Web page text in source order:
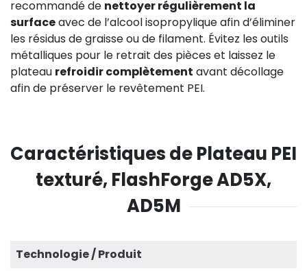
recommandé de nettoyer régulièrement la
surfaceavec de l’alcool isopropylique afin d’éliminer
les résidus de graisse ou de filament. Évitez les outils
métalliques pour le retrait des pièces et laissez le
plateau refroidir complètement avant décollage
afin de préserver le revêtement PEI.
Caractéristiques de Plateau PEI
texturé, FlashForge AD5X,
AD5M
Technologie / Produit